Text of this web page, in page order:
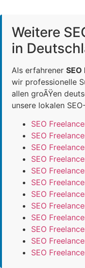
Weitere
in
Als erfahrener
wir professionelle
allen groÃŸen
unsere lokalen
SEO
SEO
SEO
SEO
SEO
SEO
SEO
SEO
SEO
SEO
SEO
SEO